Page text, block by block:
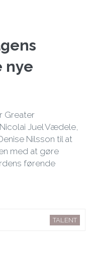
nye
Greater
Juel Vædele,
Nilsson til at
med at gøre
førende
TALENT